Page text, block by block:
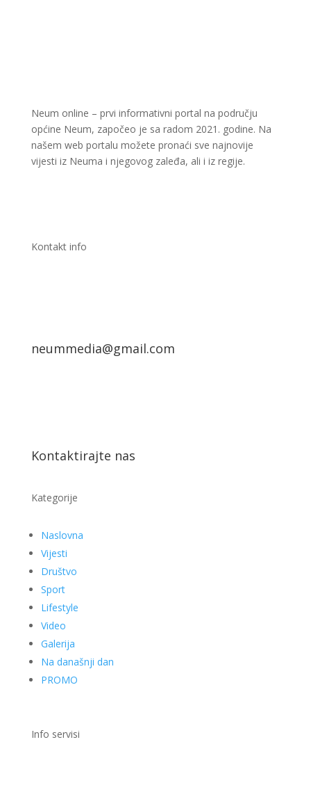
Neum online – prvi informativni portal na području
općine Neum, započeo je sa radom 2021. godine. Na
našem web portalu možete pronaći sve najnovije
vijesti iz Neuma i njegovog zaleđa, ali i iz regije.
Kontakt info
neummedia@gmail.com
Kontaktirajte nas
Kategorije
Naslovna
Vijesti
Društvo
Sport
Lifestyle
Video
Galerija
Na današnji dan
PROMO
Info servisi